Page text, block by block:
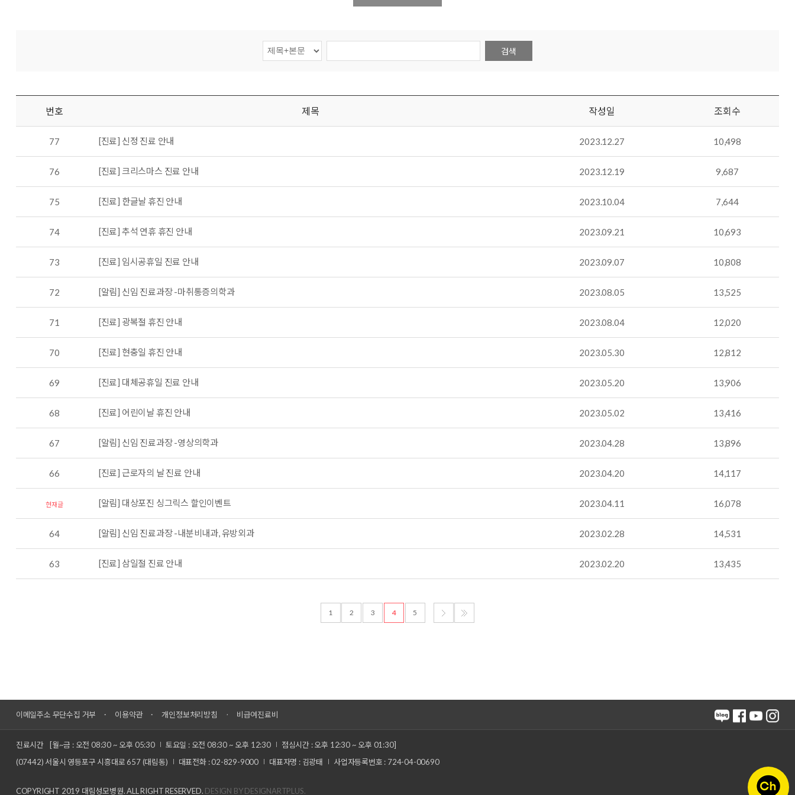
검색
번호 제목 작성일 조회수
77 [진료] 신정 진료 안내 2023.12.27 10,498
76 [진료] 크리스마스 진료 안내 2023.12.19 9,687
75 [진료] 한글날 휴진 안내 2023.10.04 7,644
74 [진료] 추석 연휴 휴진 안내 2023.09.21 10,693
73 [진료] 임시공휴일 진료 안내 2023.09.07 10,808
72 [알림] 신임 진료과장 -마취통증의학과 2023.08.05 13,525
71 [진료] 광복절 휴진 안내 2023.08.04 12,020
70 [진료] 현충일 휴진 안내 2023.05.30 12,812
69 [진료] 대체공휴일 진료 안내 2023.05.20 13,906
68 [진료] 어린이날 휴진 안내 2023.05.02 13,416
67 [알림] 신임 진료과장 -영상의학과 2023.04.28 13,896
66 [진료] 근로자의 날 진료 안내 2023.04.20 14,117
현재글 [알림] 대상포진 싱그릭스 할인이벤트 2023.04.11 16,078
64 [알림] 신임 진료과장 -내분비내과, 유방외과 2023.02.28 14,531
63 [진료] 삼일절 진료 안내 2023.02.20 13,435
1 2 3 4 5
이메일주소 무단수집 거부 이용약관 개인정보처리방침 비급여진료비
진료시간 [월~금 : 오전 08:30 ~ 오후 05:30 토요일 : 오전 08:30 ~ 오후 12:30
점심시간 : 오후 12:30 ~ 오후 01:30]
(07442) 서울시 영등포구 시흥대로 657 (대림동)
대표전화 : 02-829-9000 대표자명 : 김광태 사업자등록번호 : 724-04-00690
COPYRIGHT 2019 대림성모병원. ALL RIGHT RESERVED. DESIGN BY DESIGNARTPLUS.